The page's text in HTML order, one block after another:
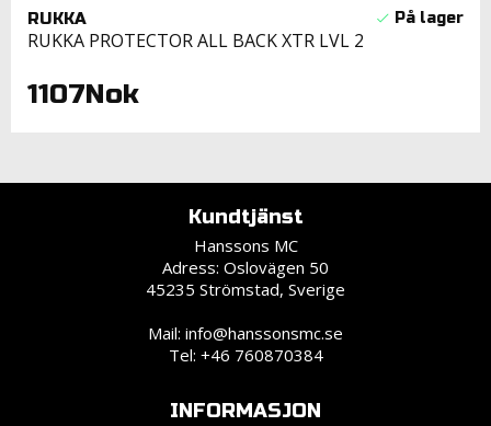
RUKKA
RUKKA PROTECTOR ALL BACK XTR LVL 2
1107Nok
Kundtjänst
Hanssons MC
Adress: Oslovägen 50
45235 Strömstad, Sverige
Mail: info@hanssonsmc.se
Tel: +46 760870384
INFORMASJON